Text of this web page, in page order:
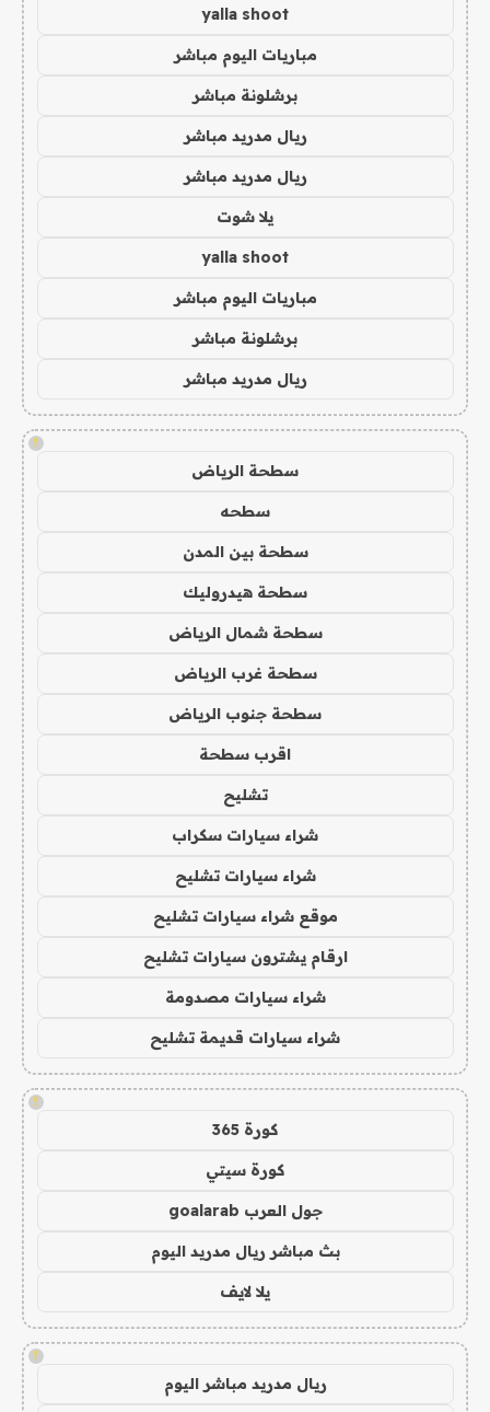
yalla shoot
مباريات اليوم مباشر
برشلونة مباشر
ريال مدريد مباشر
ريال مدريد مباشر
يلا شوت
yalla shoot
مباريات اليوم مباشر
برشلونة مباشر
ريال مدريد مباشر
!
سطحة الرياض
سطحه
سطحة بين المدن
سطحة هيدروليك
سطحة شمال الرياض
سطحة غرب الرياض
سطحة جنوب الرياض
اقرب سطحة
تشليح
شراء سيارات سكراب
شراء سيارات تشليح
موقع شراء سيارات تشليح
ارقام يشترون سيارات تشليح
شراء سيارات مصدومة
شراء سيارات قديمة تشليح
!
كورة 365
كورة سيتي
جول العرب goalarab
بث مباشر ريال مدريد اليوم
يلا لايف
!
ريال مدريد مباشر اليوم